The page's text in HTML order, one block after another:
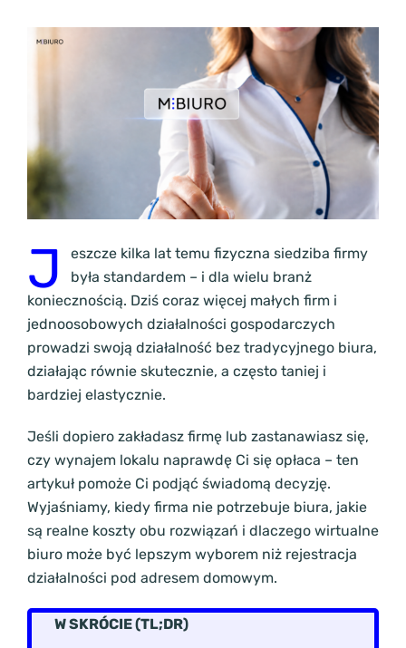
J
eszcze kilka lat temu fizyczna siedziba firmy
była standardem – i dla wielu branż
koniecznością. Dziś coraz więcej małych firm i
jednoosobowych działalności gospodarczych
prowadzi swoją działalność bez tradycyjnego biura,
działając równie skutecznie, a często taniej i
bardziej elastycznie.
Jeśli dopiero zakładasz firmę lub zastanawiasz się,
czy wynajem lokalu naprawdę Ci się opłaca – ten
artykuł pomoże Ci podjąć świadomą decyzję.
Wyjaśniamy, kiedy firma nie potrzebuje biura, jakie
są realne koszty obu rozwiązań i dlaczego wirtualne
biuro może być lepszym wyborem niż rejestracja
działalności pod adresem domowym.
W SKRÓCIE (TL;DR)